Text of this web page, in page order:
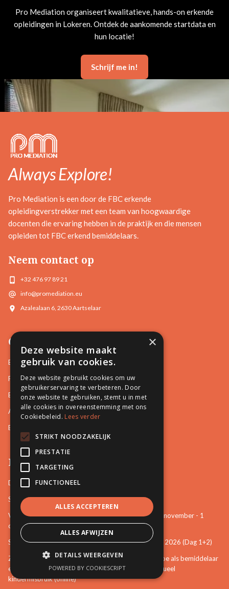
Pro Mediation organiseert kwalitatieve, hands-on erkende
opleidingen in Lokeren. Ontdek de aankomende startdata en
hun locatie!
Schrijf me in!
Always Explore!
Pro Mediation is een door de FBC erkende
opleidingverstrekker met een team van hoogwaardige
docenten die ervaring hebben in de praktijk en die mensen
opleiden tot FBC erkend bemiddelaars.
Neem contact op
+32 476 97 89 21
info@promediation.eu
Azalealaan 6, 2630 Aartselaar
Opleidingen
Basisopleidingen
Familiale Bemiddeling
Burgerlijke en Handelszaken
Arbeidsrelaties en Sociale zaken
Bemiddeling in Bestuurszaken
Permanente vorming
De startbasis als erkend bemiddelaar (online)
Starten als bemiddelaar na mijn opleiding
Vertrouwenspersoon van de stem van het kind - 30-november - 1
december 2026 (Dag 3+4)
Stem van het kind en mattenspel - 18+19 november 2026 (Dag 1+2)
Zien, weten, handelen: een eerste verkenning over hoe als bemiddelaar
een bijdrage te leveren aan het voorkomen van seksueel
kindermisbruik (online)
×
Deze website maakt
gebruik van cookies.
Deze website gebruikt cookies om uw
gebruikerservaring te verbeteren. Door
onze website te gebruiken, stemt u in met
alle cookies in overeenstemming met ons
Cookiebeleid. Lees verder
STRIKT NOODZAKELIJK
PRESTATIE
TARGETING
FUNCTIONEEL
ALLES ACCEPTEREN
ALLES AFWIJZEN
DETAILS WEERGEVEN
POWERED BY COOKIESCRIPT